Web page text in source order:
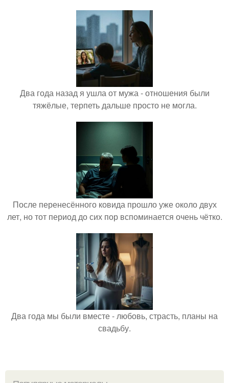
Два года назад я ушла от мужа - отношения были
тяжёлые, терпеть дальше просто не могла.
После перенесённого ковида прошло уже около двух
лет, но тот период до сих пор вспоминается очень чётко.
Два года мы были вместе - любовь, страсть, планы на
свадьбу.